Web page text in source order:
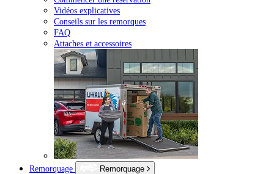
Vidéos explicatives
Conseils sur les remorques
FAQ
Attaches et accessoires
Remorquage
Remorquage